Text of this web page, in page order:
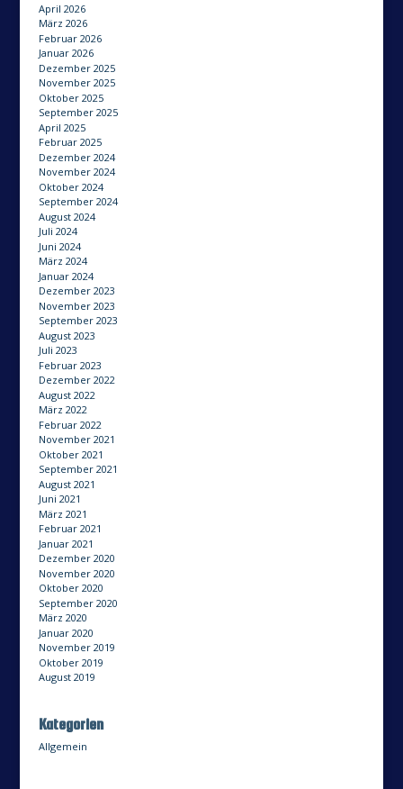
April 2026
März 2026
Februar 2026
Januar 2026
Dezember 2025
November 2025
Oktober 2025
September 2025
April 2025
Februar 2025
Dezember 2024
November 2024
Oktober 2024
September 2024
August 2024
Juli 2024
Juni 2024
März 2024
Januar 2024
Dezember 2023
November 2023
September 2023
August 2023
Juli 2023
Februar 2023
Dezember 2022
August 2022
März 2022
Februar 2022
November 2021
Oktober 2021
September 2021
August 2021
Juni 2021
März 2021
Februar 2021
Januar 2021
Dezember 2020
November 2020
Oktober 2020
September 2020
März 2020
Januar 2020
November 2019
Oktober 2019
August 2019
Kategorien
Allgemein